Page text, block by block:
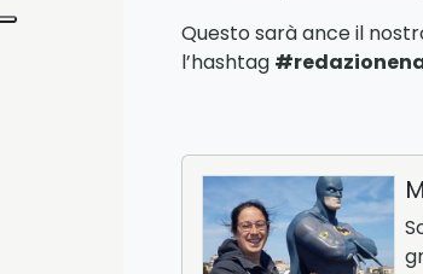
Questo sarà ance il
l’hashtag